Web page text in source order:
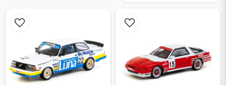
kördes i flera versioner av bland andra Gunnar Andersson, Ulf